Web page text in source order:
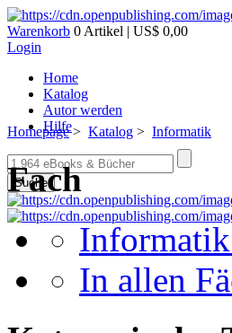
Warenkorb 0 Artikel | US$ 0,00
Login
Home
Katalog
Autor werden
Hilfe
Suche
Homepage> Katalog > Informatik
Fach
Informatik
In allen